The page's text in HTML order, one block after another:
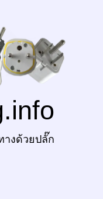
างด้วยปลั๊ก